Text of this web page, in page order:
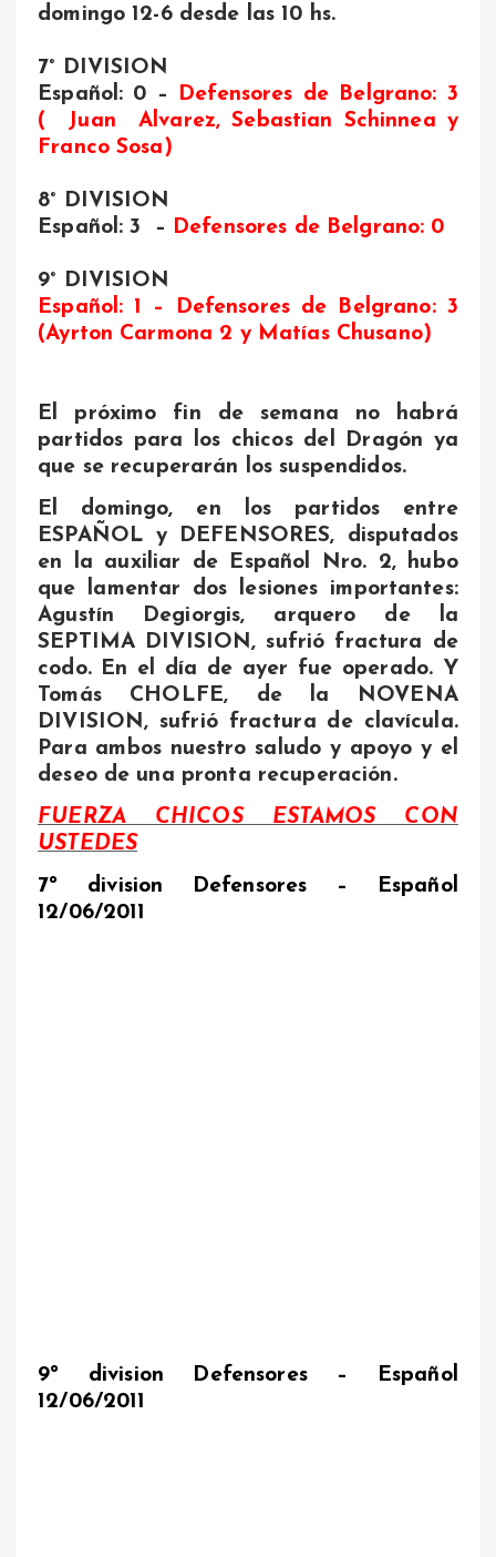
domingo 12-6 desde las 10 hs.
7° DIVISION
Español: 0 –
Defensores de Belgrano: 3
( Juan Alvarez, Sebastian Schinnea y
Franco Sosa)
8° DIVISION
Español: 3 – Defensores de Belgrano: 0
9° DIVISION
Español: 1 – Defensores de Belgrano: 3
(Ayrton Carmona 2 y Matías Chusano)
El próximo fin de semana no habrá
partidos para los chicos del Dragón ya
que se recuperarán los suspendidos.
El domingo, en los partidos entre
ESPAÑOL y DEFENSORES, disputados
en la auxiliar de Español Nro. 2, hubo
que lamentar dos lesiones importantes:
Agustín Degiorgis, arquero de la
SEPTIMA DIVISION, sufrió fractura de
codo. En el día de ayer fue operado. Y
Tomás CHOLFE, de la NOVENA
DIVISION, sufrió fractura de clavícula.
Para ambos nuestro saludo y apoyo y el
deseo de una pronta recuperación.
FUERZA CHICOS ESTAMOS CON
USTEDES
7º division Defensores – Español
12/06/2011
9º division Defensores – Español
12/06/2011